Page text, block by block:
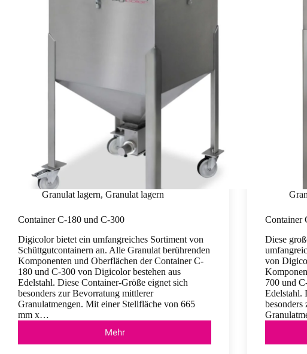
Granulat lagern, Granulat lagern
Container C-180 und C-300
Digicolor bietet ein umfangreiches Sortiment von
Schüttgutcontainern an. Alle Granulat berührenden
Komponenten und Oberflächen der Container C-
180 und C-300 von Digicolor bestehen aus
Edelstahl. Diese Container-Größe eignet sich
besonders zur Bevorratung mittlerer
Granulatmengen. Mit einer Stellfläche von 665
mm x…
Mehr
Container
C-
Container
Diese
von
700 und
Edelstahl.
besonders